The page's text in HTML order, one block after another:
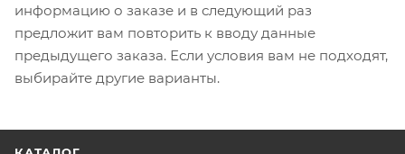
информацию о заказе и в следующий раз
предложит вам повторить к вводу данные
предыдущего заказа. Если условия вам не подходят,
выбирайте другие варианты.